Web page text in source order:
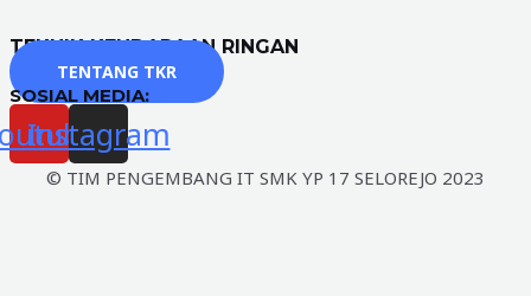
TEKNIK KENDARAAN RINGAN
TENTANG TKR
SOSIAL MEDIA:
Instagram
© TIM PENGEMBANG IT SMK YP 17 SELOREJO 2023